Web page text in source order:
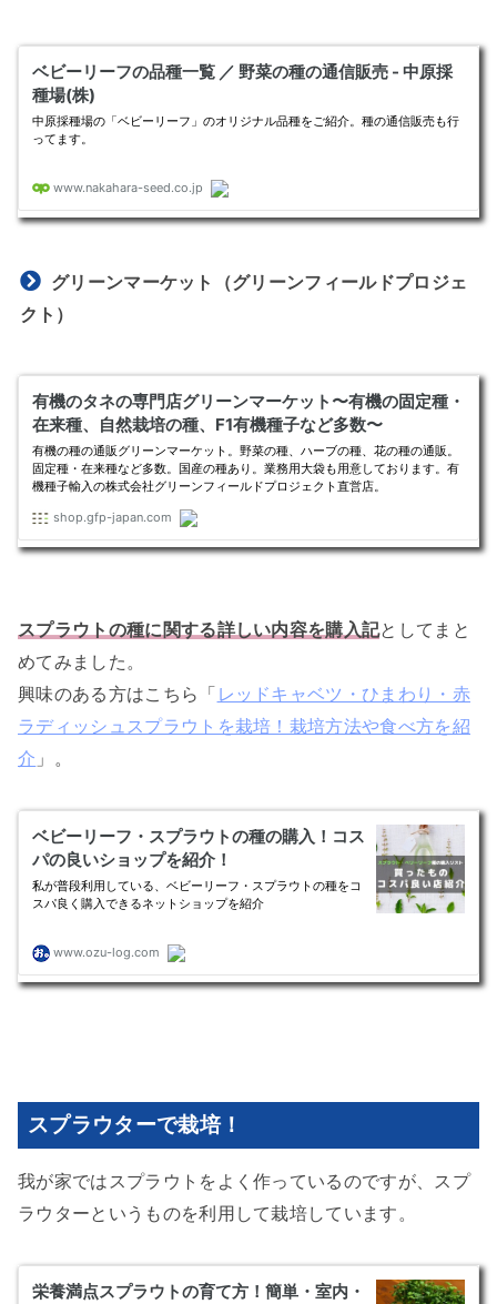
グリーンマーケット（グリーンフィールドプロジェ
クト）
スプラウトの種に関する詳しい内容を購入記としてまと
めてみました。
興味のある方はこちら「 レッドキャベツ・ひまわり・赤
ラディッシュスプラウトを栽培！栽培方法や食べ方を紹
介 」。
スプラウターで栽培！
我が家ではスプラウトをよく作っているのですが、スプ
ラウターというものを利用して栽培しています。